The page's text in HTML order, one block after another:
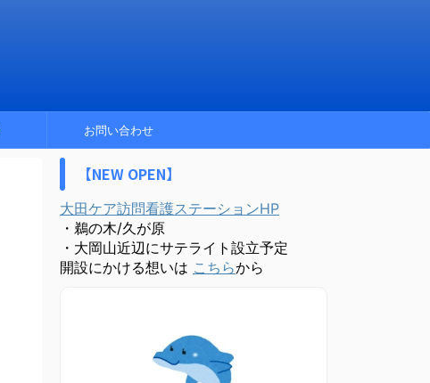
お問い合わせ
【NEW OPEN】
大田ケア訪問看護ステーションHP
・鵜の木/久が原
・大岡山近辺にサテライト設立予定
開設にかける想いは こちらから